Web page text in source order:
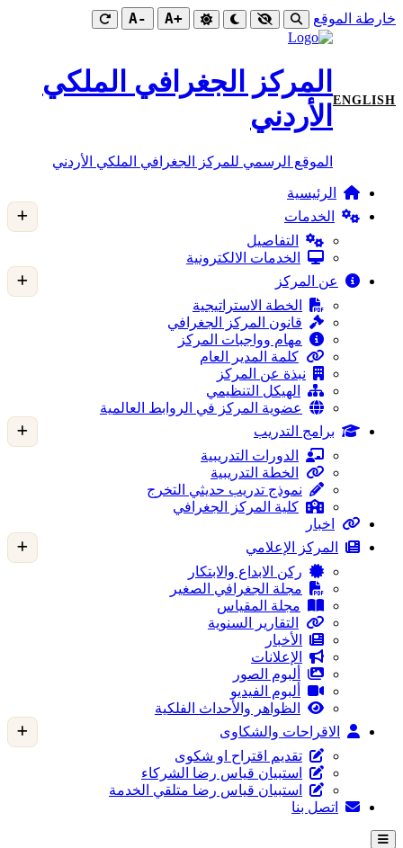
خارطة الموقع +A
-A
ENGLISH
المركز الجغرافي الملكي
الأردني
الموقع الرسمي للمركز الجغرافي الملكي الأردني
الرئيسية
الخدمات
التفاصيل
الخدمات الالكترونية
عن المركز
الخطة الاستراتيجية
قانون المركز الجغرافي
مهام وواجبات المركز
كلمة المدير العام
نبذة عن المركز
الهيكل التنظيمي
عضوية المركز في الروابط العالمية
برامج التدريب
الدورات التدريبية
الخطة التدريبية
نموذج تدريب حديثي التخرج
كلية المركز الجغرافي
اخبار
المركز الإعلامي
ركن الابداع والابتكار
مجلة الجغرافي الصغير
مجلة المقياس
التقارير السنوية
الأخبار
الإعلانات
ألبوم الصور
ألبوم الفيديو
الظواهر والأحداث الفلكية
الاقراحات والشكاوى
تقديم اقتراح او شكوى
استبيان قياس رضا الشركاء
استبيان قياس رضا متلقي الخدمة
اتصل بنا